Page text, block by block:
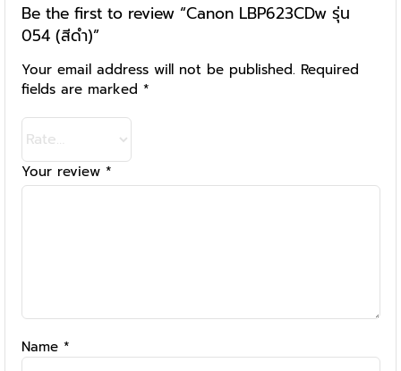
Be the first to review “Canon LBP623CDw รุ่น
054 (สีดำ)”
Your email address will not be published. Required
fields are marked *
Your review *
Name *